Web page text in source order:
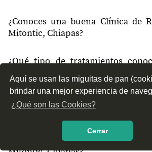
Aquí se usan las miguitas de pan
brindar una mejor experiencia de
¿Qué son las Cookies?
Cerrar
¿Conoces una buena Clínica de
Mitontic, Chiapas?
¿Qué tipo de tratamientos
Chiapas?
¿Cómo es el servicio de las
encontrar en Mitontic, Chiapas?
¿Recomiendas las Clínicas de